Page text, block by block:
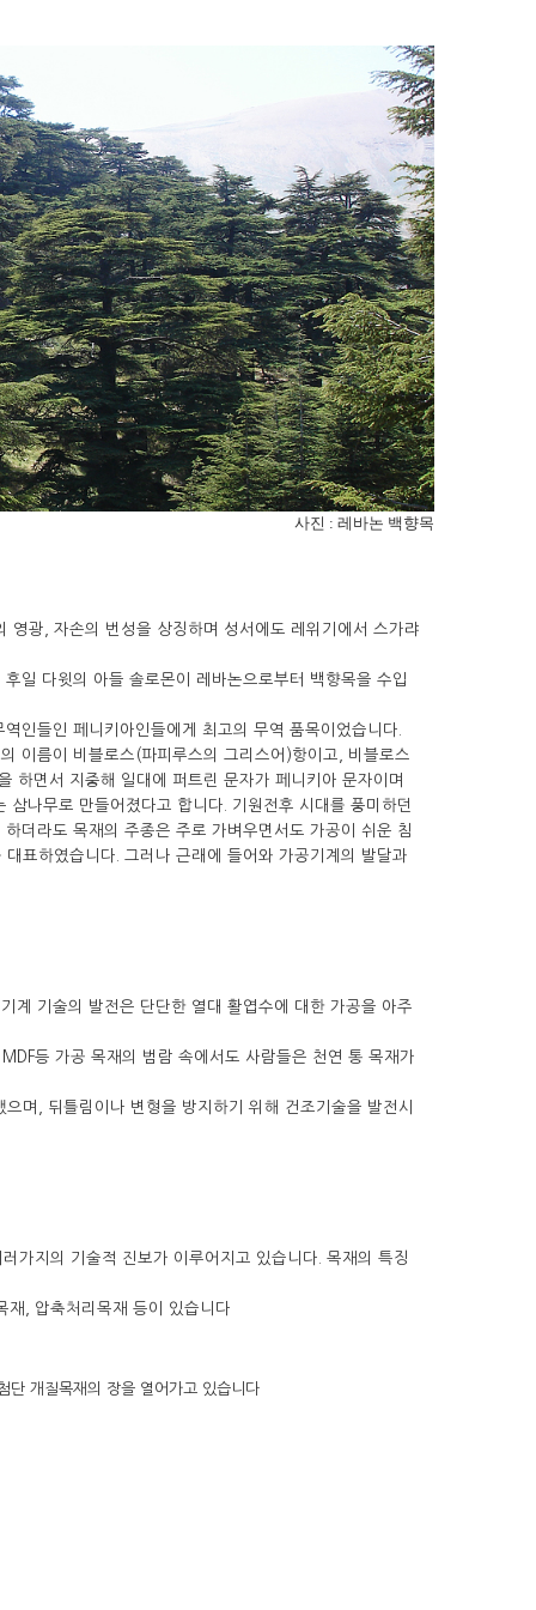
사진 : 레바논 백향목
광, 자손의 번성을 상징하며 성서에도 레위기에서 스가랴
일 다윗의 아들 솔로몬이 레바논으로부터 백향목을 수입
인들인 페니키아인들에게 최고의 무역 품목이었습니다.
이름이 비블로스(파피루스의 그리스어)항이고, 비블로스
하면서 지중해 일대에 퍼트린 문자가 페니키아 문자이며
나무로 만들어졌다고 합니다. 기원전후 시대를 풍미하던
더라도 목재의 주종은 주로 가벼우면서도 가공이 쉬운 침
표하였습니다. 그러나 근래에 들어와 가공기계의 발달과
계 기술의 발전은 단단한 열대 활엽수에 대한 가공을 아주
등 가공 목재의 범람 속에서도 사람들은 천연 통 목재가
며, 뒤틀림이나 변형을 방지하기 위해 건조기술을 발전시
가지의 기술적 진보가 이루어지고 있습니다. 목재의 특징
재, 압축처리목재 등이 있습니다
단 개질목재의 장을 열어가고 있습니다